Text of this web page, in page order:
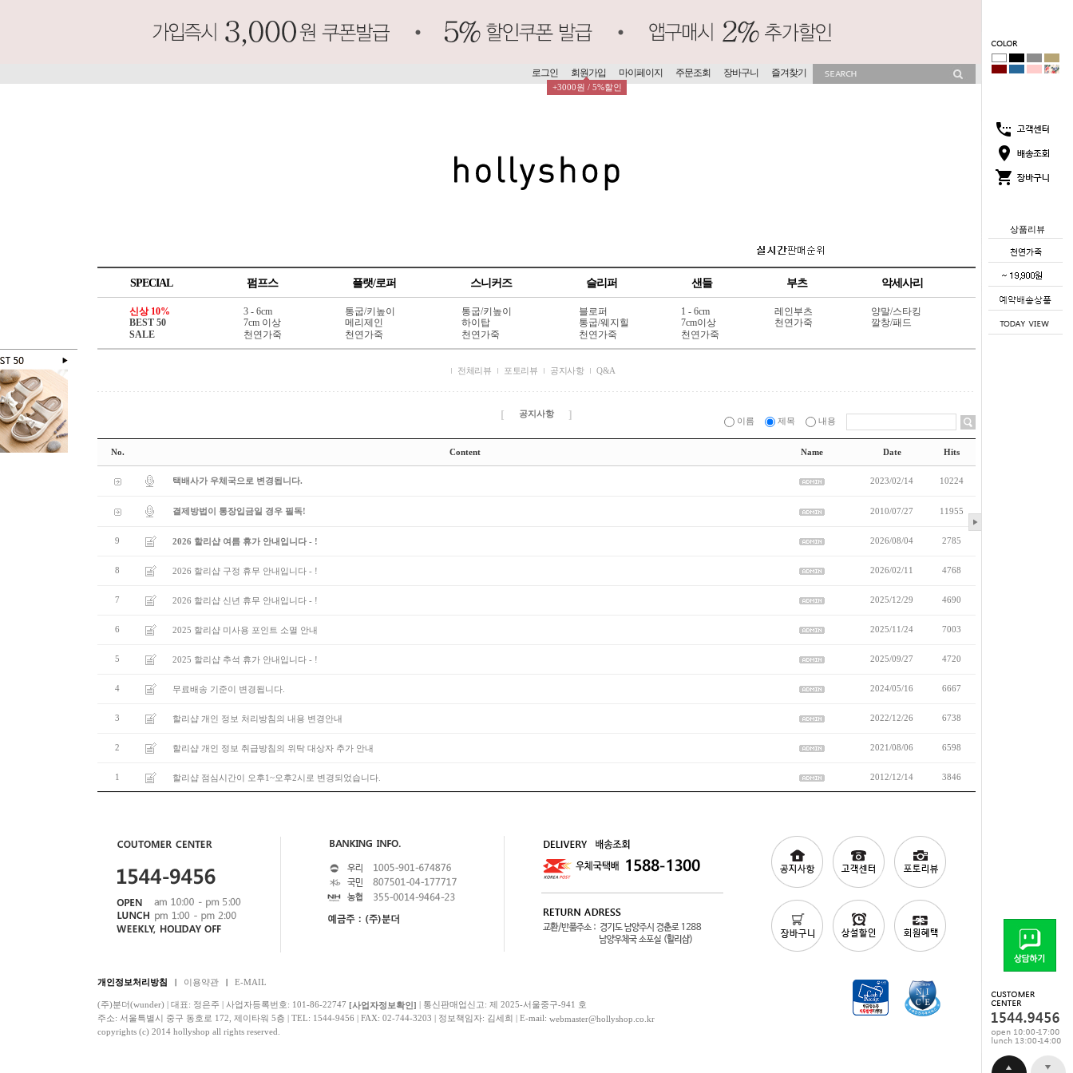
상품리뷰
로그인 회원가입
+3000원 / 5%할인
마이페이지 주문조회 장바구니 즐겨찾기
SPECIAL 펌프스 플랫/로퍼 스니커즈 슬리퍼 샌들 부츠 악세사리
신상 10%
BEST 50
SALE
3 - 6cm
7cm 이상
천연가죽
통굽/키높이
메리제인
천연가죽
통굽/키높이
하이탑
천연가죽
블로퍼
통굽/웨지힐
천연가죽
1 - 6cm
7cm이상
천연가죽
레인부츠
천연가죽
양말/스타킹
깔창/패드
전체리뷰 포토리뷰 공지사항 Q&A
[ 공지사항 ]
이름 제목 내용
No. Content Name Date Hits
택배사가 우체국으로 변경됩니다. 2023/02/14 10224
결제방법이 통장입금일 경우 필독! 2010/07/27 11955
9 2026 할리샵 여름 휴가 안내입니다 - ! 2026/08/04 2785
8 2026 할리샵 구정 휴무 안내입니다 - ! 2026/02/11 4768
7 2026 할리샵 신년 휴무 안내입니다 - ! 2025/12/29 4690
6 2025 할리샵 미사용 포인트 소멸 안내 2025/11/24 7003
5 2025 할리샵 추석 휴가 안내입니다 - ! 2025/09/27 4720
4 무료배송 기준이 변경됩니다. 2024/05/16 6667
3 할리샵 개인 정보 처리방침의 내용 변경안내 2022/12/26 6738
2 할리샵 개인 정보 취급방침의 위탁 대상자 추가 안내 2021/08/06 6598
1 할리샵 점심시간이 오후1~오후2시로 변경되었습니다. 2012/12/14 3846
개인정보처리방침 이용약관 E-MAIL
(주)분더(wunder) | 대표: 정은주 | 사업자등록번호: 101-86-22747 [사업자정보확인] | 통신판매업신고: 제 2025-서울중구-941 호
주소: 서울특별시 중구 동호로 172, 제이타워 5층 | TEL: 1544-9456 | FAX: 02-744-3203 | 정보책임자: 김세희 | E-mail: webmaster@hollyshop.co.kr
copyrights (c) 2014 hollyshop all rights reserved.